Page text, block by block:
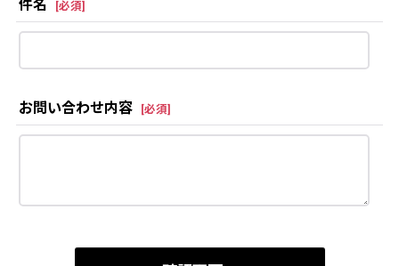
件名 [必須]
お問い合わせ内容 [必須]